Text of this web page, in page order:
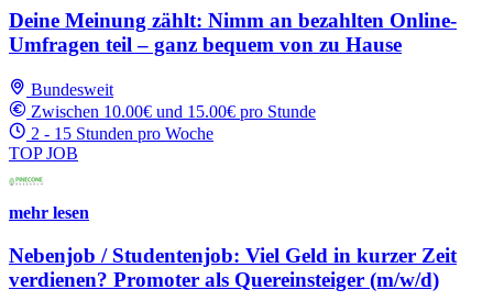
Deine Meinung zählt: Nimm an bezahlten Online-
Umfragen teil – ganz bequem von zu Hause
Bundesweit
Zwischen 10.00€ und 15.00€ pro Stunde
2 - 15 Stunden pro Woche
TOP JOB
mehr lesen
Nebenjob / Studentenjob: Viel Geld in kurzer Zeit
verdienen? Promoter als Quereinsteiger (m/w/d)